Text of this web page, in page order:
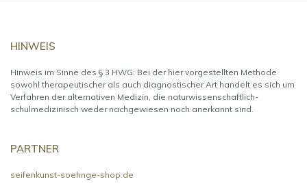
HINWEIS
Hinweis im Sinne des § 3 HWG: Bei der hier vorgestellten Methode
sowohl therapeutischer als auch diagnostischer Art handelt es sich um
Verfahren der alternativen Medizin, die naturwissenschaftlich-
schulmedizinisch weder nachgewiesen noch anerkannt sind.
PARTNER
seifenkunst-soehnge-shop.de